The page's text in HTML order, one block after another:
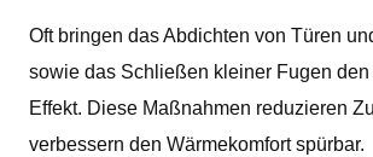
Oft bringen das Abdichten von Türen
sowie das Schließen kleiner Fugen
Effekt. Diese Maßnahmen reduzieren
verbessern den Wärmekomfort spürbar.